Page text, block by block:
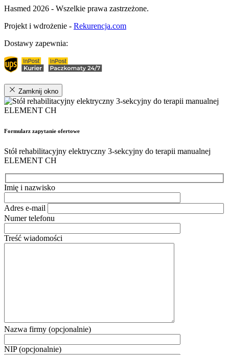
Hasmed 2026 - Wszelkie prawa zastrzeżone.
Projekt i wdrożenie - Rekurencja.com
Dostawy zapewnia:
Zamknij okno
Formularz zapytanie ofertowe
Stół rehabilitacyjny elektryczny 3-sekcyjny do terapii manualnej
ELEMENT CH
Imię i nazwisko
Adres e-mail
Numer telefonu
Treść wiadomości
Nazwa firmy (opcjonalnie)
NIP (opcjonalnie)